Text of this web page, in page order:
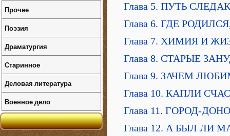
Глава 5. ПУТЬ
Глава 6. ГДЕ
Глава 7. ХИМИЯ И
Глава 8. СТАРЫЕ
Глава 9. ЗАЧЕМ
Глава 10. КАПЛИ
Глава 11. ГОРОД-
Глава 12. А БЫЛ ЛИ
Прочее
Поэзия
Драматургия
Старинное
Деловая литература
Военное дело